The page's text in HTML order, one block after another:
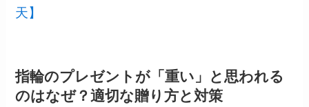
天】
指輪のプレゼントが「重い」と思われる
のはなぜ？適切な贈り方と対策